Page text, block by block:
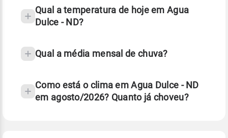
Qual a temperatura de hoje em Agua
Dulce - ND?
Qual a média mensal de chuva?
Como está o clima em Agua Dulce - ND
em agosto/2026? Quanto já choveu?